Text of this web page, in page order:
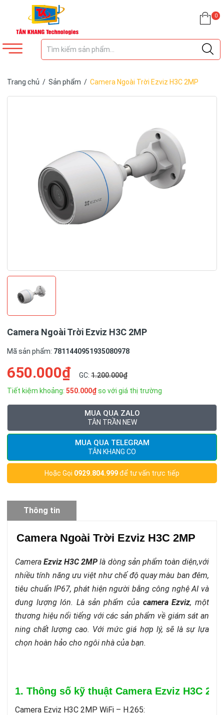
0
Trang chủ / Sản phẩm / Camera Ngoài Trời Ezviz H3C 2MP
Camera Ngoài Trời Ezviz H3C 2MP
Mã sản phẩm: 7811440951935080978
650.000₫ GC: 1.200.000₫
Tiết kiệm khoảng: 550.000₫so với giá thị trường
MUA QUA ZALO
TÂN TRẦN NEW
MUA QUA TELEGRAM
TÂN KHANG CO
Hoặc Gọi 0929.804.999để tư vấn trực tiếp
Thông tin
Camera Ngoài Trời Ezviz H3C 2MP
CameraEzviz H3C 2MP là dòng sản phẩm toàn diện,với
nhiều tính năng ưu việt như chế độ quay màu ban đêm,
tiêu chuẩn IP67, phát hiện người bằng công nghệ AI và
dung lượng lón. Là sản phẩm của camera Ezviz, một
thương hiệu nổi tiếng với các sản phẩm về giám sát an
ning chất lượng cao. Với mức giá hợp lý, sẽ là sự lựa
chọn hoàn hảo cho ngôi nhà của bạn.
1. Thông số kỹ thuật Camera Ezviz H3C
Camera Ezviz H3C 2MP WiFi – H.265: